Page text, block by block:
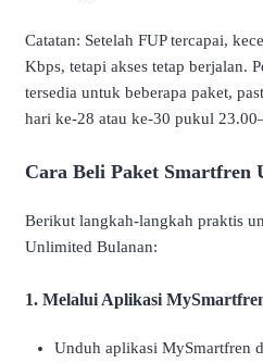
Catatan: Setelah FUP tercapai,
Kbps, tetapi akses tetap berjalan.
tersedia untuk beberapa paket,
hari ke-28 atau ke-30 pukul
Cara Beli Paket Smartfren
Berikut langkah-langkah praktis
Unlimited Bulanan:
1. Melalui Aplikasi
Unduh aplikasi MySmartfren